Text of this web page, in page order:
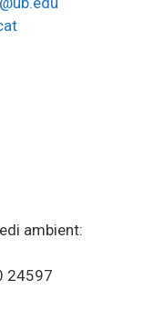
ambient:
24597